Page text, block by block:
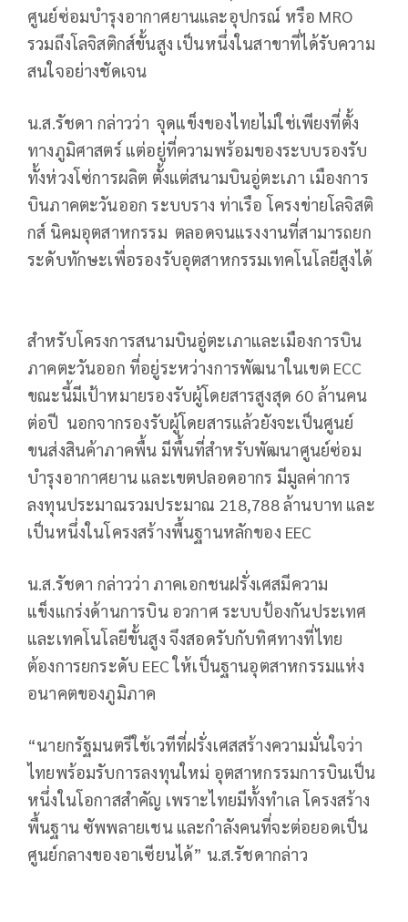
ศูนย์ซ่อมบำรุงอากาศยานและอุปกรณ์ หรือ MRO
รวมถึงโลจิสติกส์ขั้นสูง เป็นหนึ่งในสาขาที่ได้รับความ
สนใจอย่างชัดเจน
น.ส.รัชดา กล่าวว่า จุดแข็งของไทยไม่ใช่เพียงที่ตั้ง
ทางภูมิศาสตร์ แต่อยู่ที่ความพร้อมของระบบรองรับ
ทั้งห่วงโซ่การผลิต ตั้งแต่สนามบินอู่ตะเภา เมืองการ
บินภาคตะวันออก ระบบราง ท่าเรือ โครงข่ายโลจิสติ
กส์ นิคมอุตสาหกรรม ตลอดจนแรงงานที่สามารถยก
ระดับทักษะเพื่อรองรับอุตสาหกรรมเทคโนโลยีสูงได้
สำหรับโครงการสนามบินอู่ตะเภาและเมืองการบิน
ภาคตะวันออก ที่อยู่ระหว่างการพัฒนาในเขต ECC
ขณะนี้มีเป้าหมายรองรับผู้โดยสารสูงสุด 60 ล้านคน
ต่อปี นอกจากรองรับผู้โดยสารแล้วยังจะเป็นศูนย์
ขนส่งสินค้าภาคพื้น มีพื้นที่สำหรับพัฒนาศูนย์ซ่อม
บำรุงอากาศยาน และเขตปลอดอากร มีมูลค่าการ
ลงทุนประมาณรวมประมาณ 218,788 ล้านบาท และ
เป็นหนึ่งในโครงสร้างพื้นฐานหลักของ EEC
น.ส.รัชดา กล่าวว่า ภาคเอกชนฝรั่งเศสมีความ
แข็งแกร่งด้านการบิน อวกาศ ระบบป้องกันประเทศ
และเทคโนโลยีขั้นสูง จึงสอดรับกับทิศทางที่ไทย
ต้องการยกระดับ EEC ให้เป็นฐานอุตสาหกรรมแห่ง
อนาคตของภูมิภาค
“นายกรัฐมนตรีใช้เวทีที่ฝรั่งเศสสร้างความมั่นใจว่า
ไทยพร้อมรับการลงทุนใหม่ อุตสาหกรรมการบินเป็น
หนึ่งในโอกาสสำคัญ เพราะไทยมีทั้งทำเล โครงสร้าง
พื้นฐาน ซัพพลายเชน และกำลังคนที่จะต่อยอดเป็น
ศูนย์กลางของอาเซียนได้” น.ส.รัชดากล่าว